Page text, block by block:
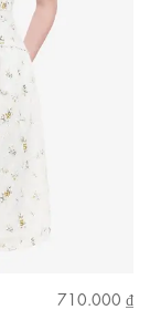
710.000 ₫